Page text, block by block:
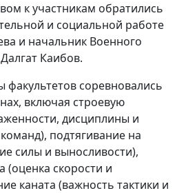
к участникам обратились
и социальной работе
и начальник Военного
Каибов.
соревновались
включая строевую
дисциплины и
подтягивание на
силы и выносливости),
(оценка скорости и
каната (важность тактики и